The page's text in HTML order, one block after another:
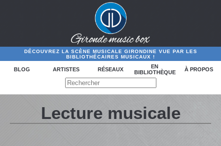
DÉCOUVREZ LA SCÈNE MUSICALE GIRONDINE VUE PAR LES
BIBLIOTHÉCAIRES MUSICAUX !
BLOG ARTISTES RÉSEAUX
EN
BIBLIOTHÈQUE
À PROPOS
Lecture musicale